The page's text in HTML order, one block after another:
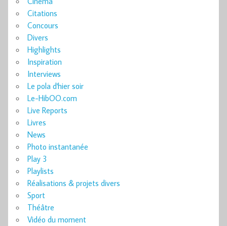
Citations
Concours
Divers
Highlights
Inspiration
Interviews
Le pola d'hier soir
Le-HibOO.com
Live Reports
Livres
News
Photo instantanée
Play 3
Playlists
Réalisations & projets divers
Sport
Théâtre
Vidéo du moment